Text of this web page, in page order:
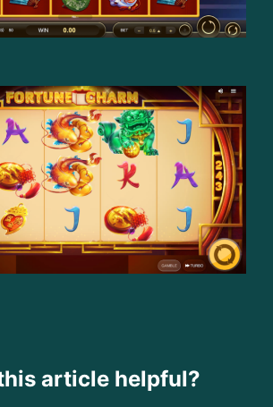
article helpful?